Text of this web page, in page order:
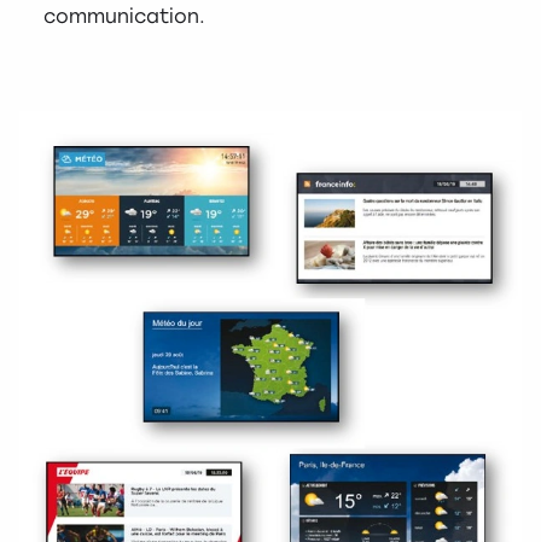
communication.